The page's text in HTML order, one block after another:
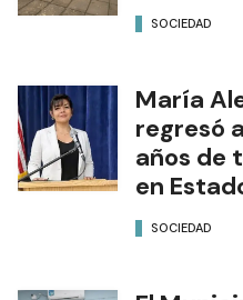
SOCIEDAD
María
regresó
años de
en
SOCIEDAD